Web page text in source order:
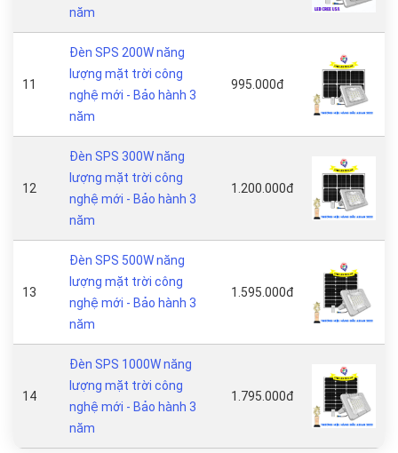
năm
11
Đèn SPS 200W năng
lượng mặt trời công
nghệ mới - Bảo hành 3
năm
995.000đ
12
Đèn SPS 300W năng
lượng mặt trời công
nghệ mới - Bảo hành 3
năm
1.200.000đ
13
Đèn SPS 500W năng
lượng mặt trời công
nghệ mới - Bảo hành 3
năm
1.595.000đ
14
Đèn SPS 1000W năng
lượng mặt trời công
nghệ mới - Bảo hành 3
năm
1.795.000đ